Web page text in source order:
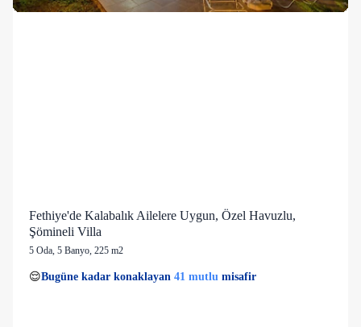
Fethiye'de Kalabalık Ailelere Uygun, Özel Havuzlu,
Şömineli Villa
5 Oda, 5 Banyo, 225 m2
👀Son 1 saatte45 kişigörüntüledi